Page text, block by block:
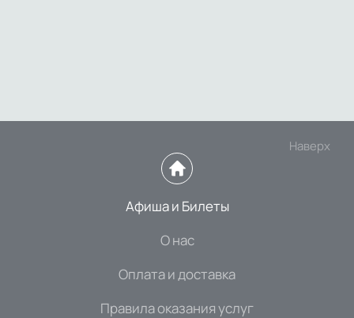
Наверх
Афиша и Билеты
О нас
Оплата и доставка
Правила оказания услуг